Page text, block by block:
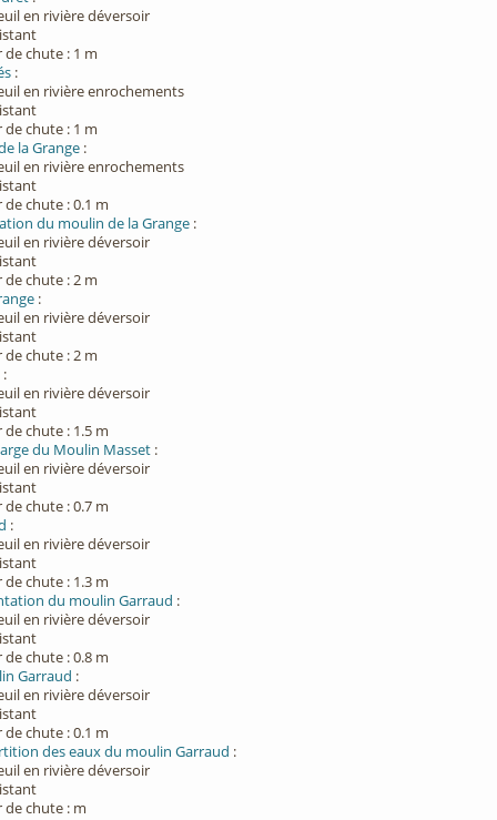
en rivière déversoir
chute : 1 m
:
en rivière enrochements
chute : 1 m
la Grange :
en rivière enrochements
chute : 0.1 m
du moulin de la Grange :
en rivière déversoir
chute : 2 m
:
en rivière déversoir
chute : 2 m
:
en rivière déversoir
chute : 1.5 m
du Moulin Masset :
en rivière déversoir
chute : 0.7 m
:
en rivière déversoir
chute : 1.3 m
du moulin Garraud :
en rivière déversoir
chute : 0.8 m
Garraud :
en rivière déversoir
chute : 0.1 m
des eaux du moulin Garraud :
en rivière déversoir
chute : m